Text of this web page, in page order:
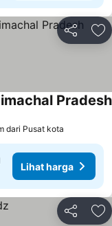
Bagikan
Pradesh
dari Pusat kota
Lihat harga
Bagikan